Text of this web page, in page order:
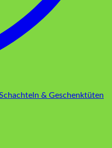
& Geschenktüten